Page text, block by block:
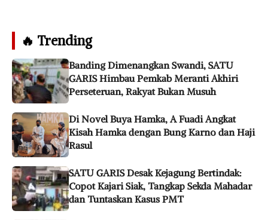
🔥 Trending
Banding Dimenangkan Swandi, SATU
GARIS Himbau Pemkab Meranti Akhiri
Perseteruan, Rakyat Bukan Musuh
Di Novel Buya Hamka, A Fuadi Angkat
Kisah Hamka dengan Bung Karno dan Haji
Rasul
SATU GARIS Desak Kejagung Bertindak:
Copot Kajari Siak, Tangkap Sekda Mahadar
dan Tuntaskan Kasus PMT